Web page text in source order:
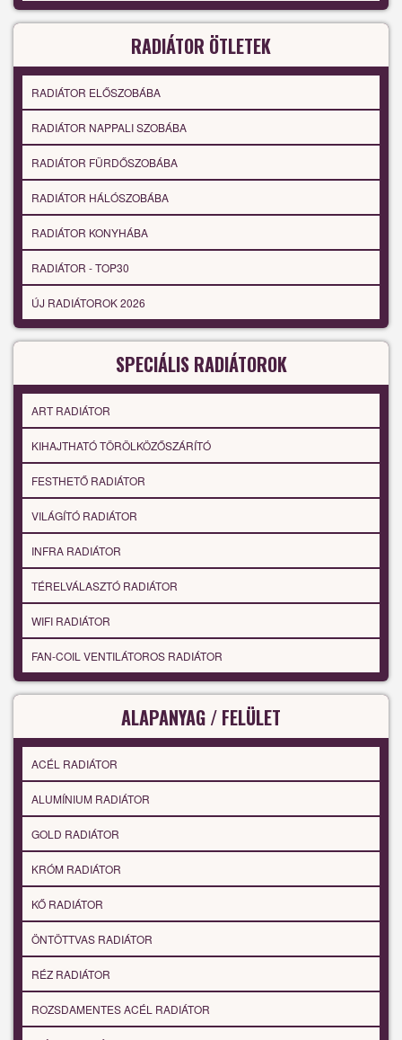
RADIÁTOR ÖTLETEK
RADIÁTOR ELŐSZOBÁBA
RADIÁTOR NAPPALI SZOBÁBA
RADIÁTOR FÜRDŐSZOBÁBA
RADIÁTOR HÁLÓSZOBÁBA
RADIÁTOR KONYHÁBA
RADIÁTOR - TOP30
ÚJ RADIÁTOROK 2026
SPECIÁLIS RADIÁTOROK
ART RADIÁTOR
KIHAJTHATÓ TÖRÖLKÖZŐSZÁRÍTÓ
FESTHETŐ RADIÁTOR
VILÁGÍTÓ RADIÁTOR
INFRA RADIÁTOR
TÉRELVÁLASZTÓ RADIÁTOR
WIFI RADIÁTOR
FAN-COIL VENTILÁTOROS RADIÁTOR
ALAPANYAG / FELÜLET
ACÉL RADIÁTOR
ALUMÍNIUM RADIÁTOR
GOLD RADIÁTOR
KRÓM RADIÁTOR
KŐ RADIÁTOR
ÖNTÖTTVAS RADIÁTOR
RÉZ RADIÁTOR
ROZSDAMENTES ACÉL RADIÁTOR